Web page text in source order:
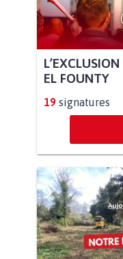
EL FOUNTY
19 signatures